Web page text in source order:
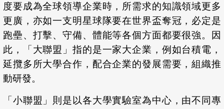
度要成為全球領導企業時，所需求的知識領域更多
更廣，亦如一支明星球隊要在世界盃奪冠，必定是
跑壘、打擊、守備、體能等各個方面都要很強。因
此，「大聯盟」指的是一家大企業，例如台積電，
延攬多所大學合作，配合企業的發展需要，組織推
動研發。
「小聯盟」則是以各大學實驗室為中心，由不同專